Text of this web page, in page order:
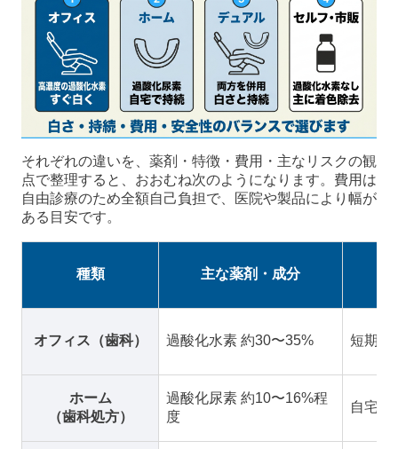
それぞれの違いを、薬剤・特徴・費用・主なリスクの観
点で整理すると、おおむね次のようになります。費用は
自由診療のため全額自己負担で、医院や製品により幅が
ある目安です。
種類 主な薬剤・成分
オフィス（歯科） 過酸化水素 約30〜35% 短期間
ホーム
（歯科処方）
過酸化尿素 約10〜16%程
度
自宅で